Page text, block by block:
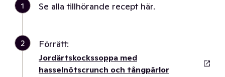
1 Se alla tillhörande recept här.
2 Förrätt:
Jordärtskockssoppa med
hasselnötscrunch och tångpärlor